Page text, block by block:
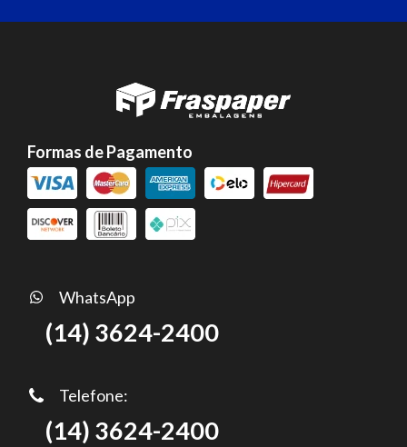
Formas de Pagamento
WhatsApp
(14) 3624-2400
Telefone:
(14) 3624-2400